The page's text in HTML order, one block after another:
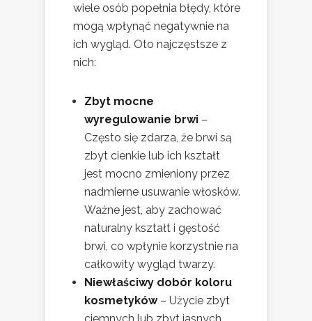
wiele osób popełnia błędy, które
mogą wpłynąć negatywnie na
ich wygląd. Oto najczęstsze z
nich:
Zbyt mocne
wyregulowanie brwi –
Często się zdarza, że brwi są
zbyt cienkie lub ich kształt
jest mocno zmieniony przez
nadmierne usuwanie włosków.
Ważne jest, aby zachować
naturalny kształt i gęstość
brwi, co wpłynie korzystnie na
całkowity wygląd twarzy.
Niewłaściwy dobór koloru
kosmetyków– Użycie zbyt